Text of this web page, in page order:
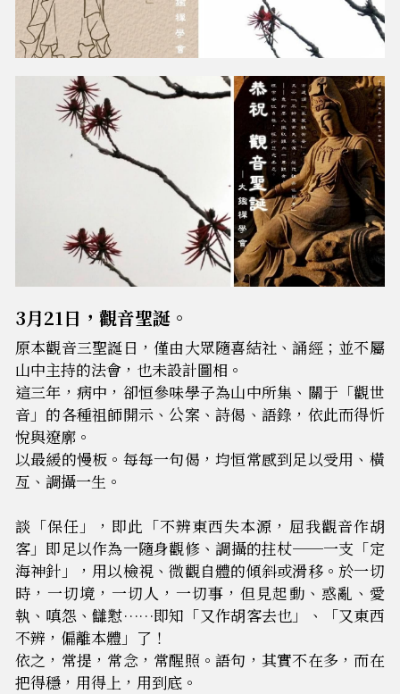
3月21日，觀音聖誕。
原本觀音三聖誕日，僅由大眾隨喜結社、誦經；並不屬
山中主持的法會，也未設計圖相。
這三年，病中，卻恒參味學子為山中所集、關于「觀世
音」的各種祖師開示、公案、詩偈、語錄，依此而得忻
悅與遼廓。
以最緩的慢板。每每一句偈，均恒常感到足以受用、橫
亙、調攝一生。
談「保任」，即此「不辨東西失本源，屈我觀音作胡
客」即足以作為一隨身觀修、調攝的拄杖──一支「定
海神針」，用以檢視、微觀自體的傾斜或滑移。於一切
時，一切境，一切人，一切事，但見起動、惑亂、愛
執、嗔怨、讎懟……即知「又作胡客去也」、「又東西
不辨，偏離本體」了！
依之，常提，常念，常醒照。語句，其實不在多，而在
把得穩，用得上，用到底。